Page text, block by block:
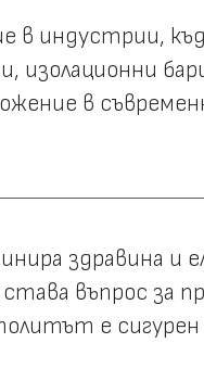
индустрии,
изолационни
в
здравина и
въпрос за
е сигурен